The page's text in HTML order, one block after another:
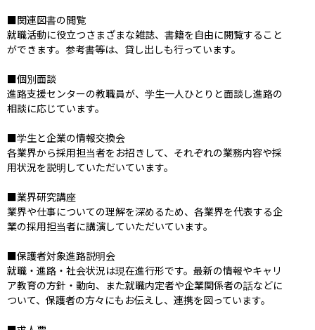
■関連図書の閲覧
就職活動に役立つさまざまな雑誌、書籍を自由に閲覧すること
ができます。参考書等は、貸し出しも行っています。
■個別面談
進路支援センターの教職員が、学生一人ひとりと面談し進路の
相談に応じています。
■学生と企業の情報交換会
各業界から採用担当者をお招きして、それぞれの業務内容や採
用状況を説明していただいています。
■業界研究講座
業界や仕事についての理解を深めるため、各業界を代表する企
業の採用担当者に講演していただいています。
■保護者対象進路説明会
就職・進路・社会状況は現在進行形です。最新の情報やキャリ
ア教育の方針・動向、また就職内定者や企業関係者の話などに
ついて、保護者の方々にもお伝えし、連携を図っています。